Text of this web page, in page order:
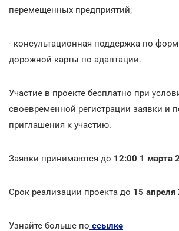
перемещенных предприятий;
- консультационная поддержка по
дорожной карты по адаптации.
Участие в проекте бесплатно при
своевременной регистрации заявки и
приглашения к участию.
Заявки принимаются до 12:00 1 марта
Срок реализации проекта до 15 апреля
Узнайте больше по ссылке